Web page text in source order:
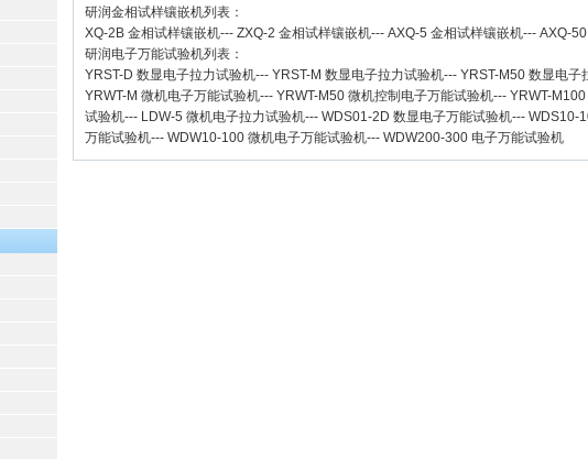
研润金相试样镶嵌机列表：
XQ-2B 金相试样镶嵌机--- ZXQ-2 金相试样镶嵌机--- AXQ-5 金相试样镶嵌机--- AXQ-50
研润电子万能试验机列表：
YRST-D 数显电子拉力试验机--- YRST-M 数显电子拉力试验机--- YRST-M50 数显电子
YRWT-M 微机电子万能试验机--- YRWT-M50 微机控制电子万能试验机--- YRWT-
试验机--- LDW-5 微机电子拉力试验机--- WDS01-2D 数显电子万能试验机--- WDS10-
万能试验机--- WDW10-100 微机电子万能试验机--- WDW200-300 电子万能试验机